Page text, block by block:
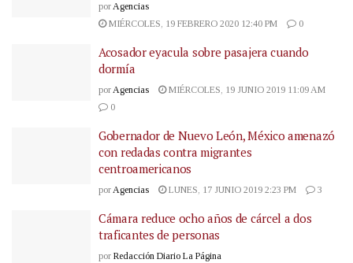
porAgencias
MIÉRCOLES, 19 FEBRERO 2020 12:40 PM
0
Acosador eyacula sobre pasajera cuando
dormía
porAgencias
MIÉRCOLES, 19 JUNIO 2019 11:09 AM
0
Gobernador de Nuevo León, México amenazó
con redadas contra migrantes
centroamericanos
porAgencias LUNES, 17 JUNIO 2019 2:23 PM 3
Cámara reduce ocho años de cárcel a dos
traficantes de personas
por Redacción Diario La Página